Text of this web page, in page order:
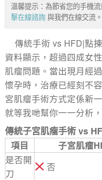
溫馨提示：為節省您的手機
擊在線諮詢 與我們在線交流。
傳統手術 vs HFD|點
資料顯示，超過四成女
肌瘤問題。當出現月經
懷孕時，治療已經刻不
宮肌瘤手術方式定係新
就等我哋幫你一一分析
傳統子宮肌瘤手術 vs
項目 子宮肌瘤
是否開
刀
否